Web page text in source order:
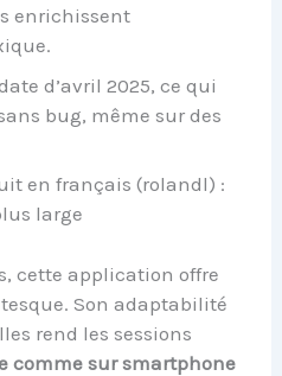
enrichissent
d’avril 2025, ce qui
bug, même sur des
en français (rolandl) :
large
cette application offre
Son adaptabilité
rend les sessions
comme sur smartphone